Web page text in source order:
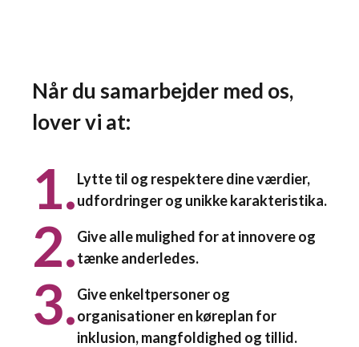
Når du samarbejder med os,
lover vi at:
1.Lytte til og respektere dine værdier,
udfordringer og unikke karakteristika.
2.Give alle mulighed for at innovere og
tænke anderledes.
3.Give enkeltpersoner og
organisationer en køreplan for
inklusion, mangfoldighed og tillid.